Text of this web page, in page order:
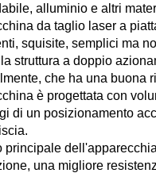
alluminio e altri
da taglio laser a
squisite, semplici ma
struttura a doppio
che ha una buona
è progettata con
di un posizionamento
principale
una migliore